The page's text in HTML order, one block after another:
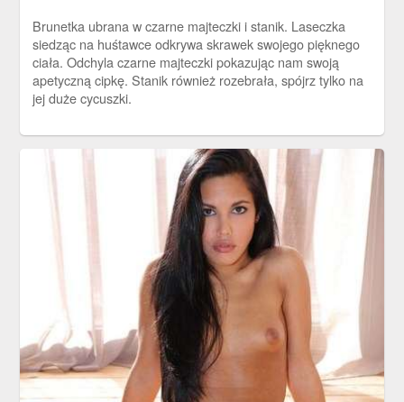
Brunetka ubrana w czarne majteczki i stanik. Laseczka
siedząc na huśtawce odkrywa skrawek swojego pięknego
ciała. Odchyla czarne majteczki pokazując nam swoją
apetyczną cipkę. Stanik również rozebrała, spójrz tylko na
jej duże cycuszki.